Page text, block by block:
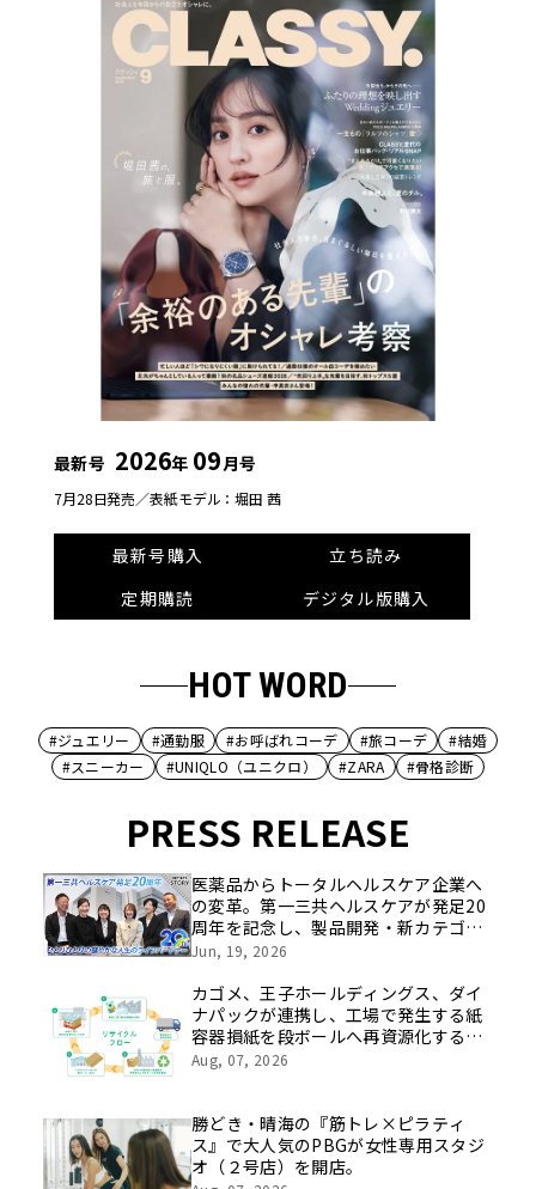
最新号 2026年 09月号
7月28日発売／表紙モデル：堀田 茜
最新号購入
立ち読み
定期購読
デジタル版購入
HOT WORD
#ジュエリー #通勤服 #お呼ばれコーデ #旅コーデ
#結婚
#スニーカー
#UNIQLO（ユニクロ） #ZARA #骨格診断
PRESS RELEASE
医薬品からトータルヘルスケア企業へ
の変革。第一三共ヘルスケアが発足20
周年を記念し、製品開発・新カテゴリ
挑戦の舞台や旧社統合時のエピソード
像を公開！
Jun, 19, 2026
カゴメ、王子ホールディングス、ダイ
ナパックが連携し、工場で発生する紙
容器損紙を段ボールへ再資源化する実
証を開始
Aug, 07, 2026
勝どき・晴海の『筋トレ×ピラティ
ス』で大人気のPBGが女性専用スタジ
オ（２号店）を開店。